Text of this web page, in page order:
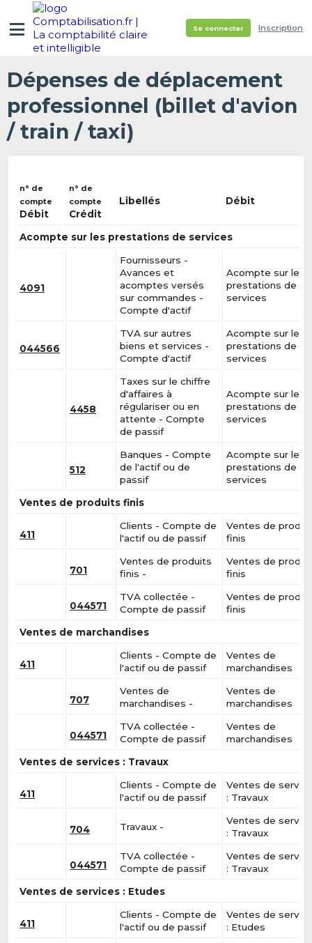
Se connecter Inscription
Dépenses de déplacement
professionnel (billet d'avion
/ train / taxi)
n° de
compte
Débit
n° de
compte
Crédit
Libellés Débit
Acompte sur les prestations de services
4091
Fournisseurs -
Avances et
acomptes versés
sur commandes -
Compte d'actif
Acompte sur les
prestations de
services
044566
TVA sur autres
biens et services -
Compte d'actif
Acompte sur les
prestations de
services
4458
Taxes sur le chiffre
d'affaires à
régulariser ou en
attente - Compte
de passif
Acompte sur les
prestations de
services
512
Banques - Compte
de l'actif ou de
passif
Acompte sur les
prestations de
services
Ventes de produits finis
411
Clients - Compte de
l'actif ou de passif
Ventes de
finis
701
Ventes de produits
finis -
Ventes de
finis
044571
TVA collectée -
Compte de passif
Ventes de
finis
Ventes de marchandises
411
Clients - Compte de
l'actif ou de passif
Ventes de
marchandises
707
Ventes de
marchandises -
Ventes de
marchandises
044571
TVA collectée -
Compte de passif
Ventes de
marchandises
Ventes de services : Travaux
411
Clients - Compte de
l'actif ou de passif
Ventes de
: Travaux
704 Travaux -
Ventes de
: Travaux
044571
TVA collectée -
Compte de passif
Ventes de
: Travaux
Ventes de services : Etudes
411
Clients - Compte de
l'actif ou de passif
Ventes de
: Etudes